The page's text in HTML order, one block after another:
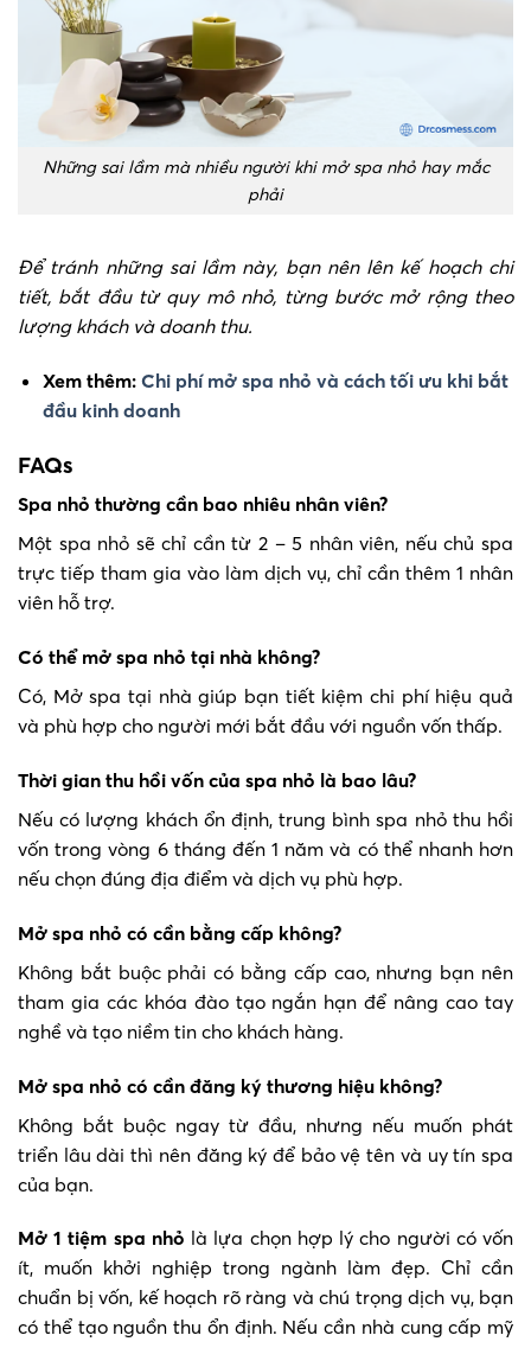
Những sai lầm mà nhiều người khi mở spa nhỏ hay mắc
phải
Để tránh những sai lầm này, bạn nên lên kế hoạch chi
tiết, bắt đầu từ quy mô nhỏ, từng bước mở rộng theo
lượng khách và doanh thu.
Xem thêm: Chi phí mở spa nhỏ và cách tối ưu khi bắt
đầu kinh doanh
FAQs
Spa nhỏ thường cần bao nhiêu nhân viên?
Một spa nhỏ sẽ chỉ cần từ 2 – 5 nhân viên, nếu chủ spa
trực tiếp tham gia vào làm dịch vụ, chỉ cần thêm 1 nhân
viên hỗ trợ.
Có thể mở spa nhỏ tại nhà không?
Có, Mở spa tại nhà giúp bạn tiết kiệm chi phí hiệu quả
và phù hợp cho người mới bắt đầu với nguồn vốn thấp.
Thời gian thu hồi vốn của spa nhỏ là bao lâu?
Nếu có lượng khách ổn định, trung bình spa nhỏ thu hồi
vốn trong vòng 6 tháng đến 1 năm và có thể nhanh hơn
nếu chọn đúng địa điểm và dịch vụ phù hợp.
Mở spa nhỏ có cần bằng cấp không?
Không bắt buộc phải có bằng cấp cao, nhưng bạn nên
tham gia các khóa đào tạo ngắn hạn để nâng cao tay
nghề và tạo niềm tin cho khách hàng.
Mở spa nhỏ có cần đăng ký thương hiệu không?
Không bắt buộc ngay từ đầu, nhưng nếu muốn phát
triển lâu dài thì nên đăng ký để bảo vệ tên và uy tín spa
của bạn.
Mở 1 tiệm spa nhỏ là lựa chọn hợp lý cho người có vốn
ít, muốn khởi nghiệp trong ngành làm đẹp. Chỉ cần
chuẩn bị vốn, kế hoạch rõ ràng và chú trọng dịch vụ, bạn
có thể tạo nguồn thu ổn định. Nếu cần nhà cung cấp mỹ